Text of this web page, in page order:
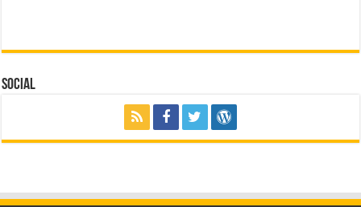
Social